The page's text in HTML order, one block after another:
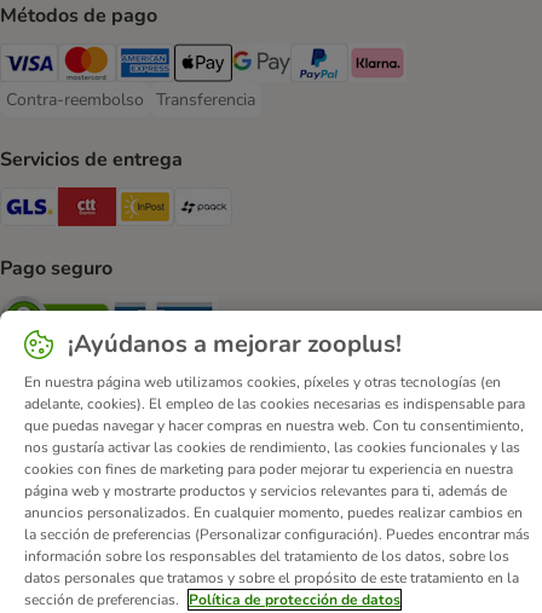
Métodos de pago
Visa Payment Method
Mastercard Payment Method
American Express Payment Method
Apple Pay Payment Method
Google Pay Payment Method
PayPal Payment Method
Klarna Payment Method
Contra-reembolso
Contra-reembolso Payment Method
Transferencia
Transferencia Payment Method
Servicios de entrega
GLS Shipping Method
CTTExpress Shipping Method
InPost Shipping Method
Pago seguro
Security Security
Quiénes somos Empleo Corporate Website
Aviso Legal
Condiciones comerciales generales
DSA
Formulario de desistimiento
Contacto
Gastos de envío y plazo de entrega
Formas de pago
Programa de afiliación
Protección de datos
¡Ayúdanos a mejorar zooplus!
En nuestra página web utilizamos cookies, píxeles y otras tecnologías (en
adelante, cookies). El empleo de las cookies necesarias es indispensable para
que puedas navegar y hacer compras en nuestra web. Con tu consentimiento,
nos gustaría activar las cookies de rendimiento, las cookies funcionales y las
cookies con fines de marketing para poder mejorar tu experiencia en nuestra
página web y mostrarte productos y servicios relevantes para ti, además de
anuncios personalizados. En cualquier momento, puedes realizar cambios en
la sección de preferencias (Personalizar configuración). Puedes encontrar más
información sobre los responsables del tratamiento de los datos, sobre los
datos personales que tratamos y sobre el propósito de este tratamiento en la
sección de preferencias.
Política de protección de datos